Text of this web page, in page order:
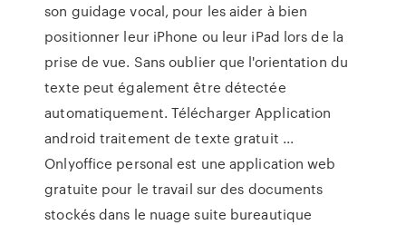
son guidage vocal, pour les aider à bien
positionner leur iPhone ou leur iPad lors de la
prise de vue. Sans oublier que l'orientation du
texte peut également être détectée
automatiquement. Télécharger Application
android traitement de texte gratuit ...
Onlyoffice personal est une application web
gratuite pour le travail sur des documents
stockés dans le nuage suite bureautique